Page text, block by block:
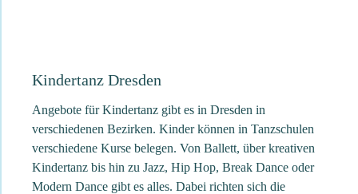
Kindertanz Dresden
Angebote für Kindertanz gibt es in Dresden in
verschiedenen Bezirken. Kinder können in Tanzschulen
verschiedene Kurse belegen. Von Ballett, über kreativen
Kindertanz bis hin zu Jazz, Hip Hop, Break Dance oder
Modern Dance gibt es alles. Dabei richten sich die